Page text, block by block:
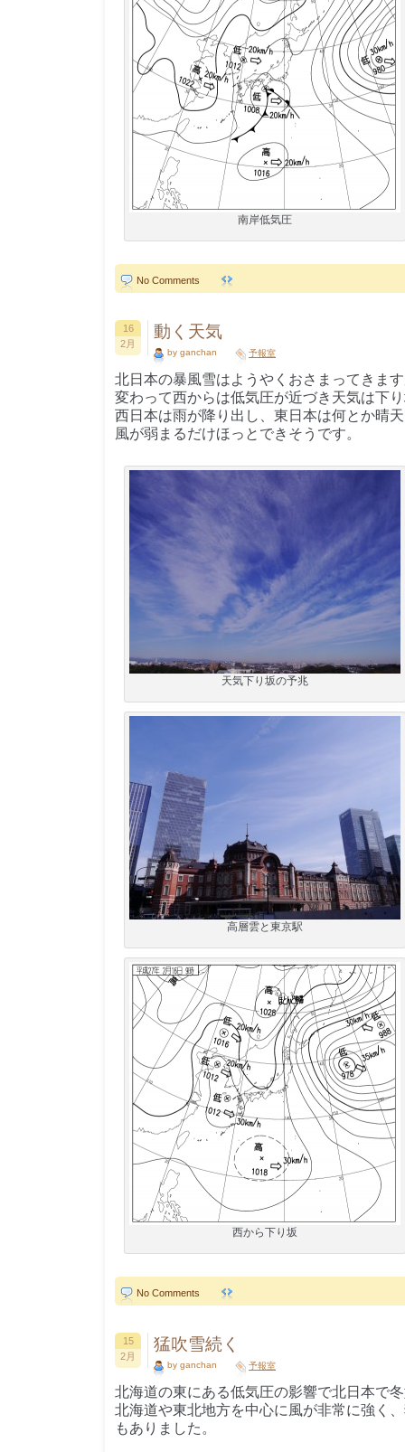
南岸低気圧
No Comments
16
2月
動く天気
by ganchan 予報室
北日本の暴風雪はようやくおさまってきま
変わって西からは低気圧が近づき天気は下
西日本は雨が降り出し、東日本は何とか晴
風が弱まるだけほっとできそうです。
天気下り坂の予兆
高層雲と東京駅
西から下り坂
No Comments
15
2月
猛吹雪続く
by ganchan 予報室
北海道の東にある低気圧の影響で北日本で
北海道や東北地方を中心に風が非常に強く
もありました。